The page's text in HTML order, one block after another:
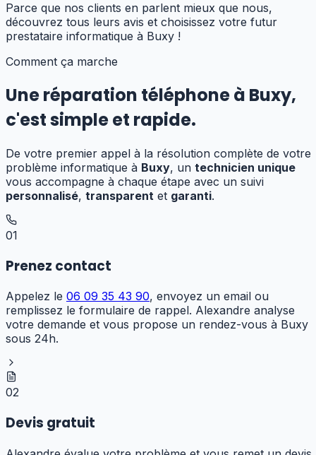
Parce que nos clients en parlent mieux que nous,
découvrez tous leurs avis et choisissez votre futur
prestataire informatique à Buxy !
Comment ça marche
Une réparation téléphoneà Buxy,
c'est simple et rapide.
De votre premier appel à la résolution complète de votre
problème informatique à Buxy, un technicien unique
vous accompagne à chaque étape avec un suivi
personnalisé, transparent et garanti.
01
Prenez contact
Appelez le 06 09 35 43 90, envoyez un email ou
remplissez le formulaire de rappel. Alexandre analyse
votre demande et vous propose un rendez-vous à Buxy
sous 24h.
02
Devis gratuit